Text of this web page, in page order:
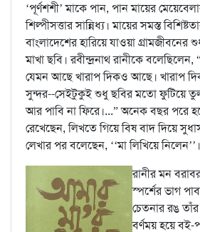
‘পূর্ণশশী’ মাকে পান, পান মায়ের
শিল্পীসত্তার সান্নিধ্য। মায়ের সমস্ত
বাংলাদেশের হারিয়ে যাওয়া গ্রামজীবনের
মাখা ছবি। রবীন্দ্রনাথ রানীকে বলেছিলেন,
যেমন আছে খারাপ দিকও আছে। খারাপ
সুন্দর--সেইটুকুই শুধু ছবির মতো ফুটিয়ে
আর পাবি না ফিরে।...” অনেক বছর পরে
রেখেছেন, লিখতে গিয়ে বিষ বাদ দিয়ে
লেখার পর বলেছেন, ‘‘মা লিখিয়ে নিলেন’’।
রানীর মন
স্পর্শের ভাগ
চেতনার রঙ তাঁর
বর্ণময় হয়ে বই-